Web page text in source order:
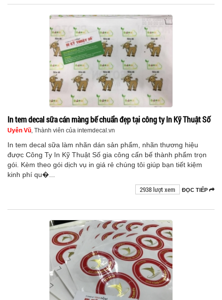
In tem decal sữa cán màng bế chuẩn đẹp tại công ty In Kỹ Thuật Số
Uyên Vũ, Thành viên của intemdecal.vn
In tem decal sữa làm nhãn dán sản phẩm, nhãn thương hiệu
được Công Ty In Kỹ Thuật Số gia công cấn bế thành phẩm trọn
gói. Kèm theo gói dịch vụ in giá rẻ chúng tôi giúp bạn tiết kiệm
kinh phí qu�...
ĐỌC TIẾP
2938 lượt xem